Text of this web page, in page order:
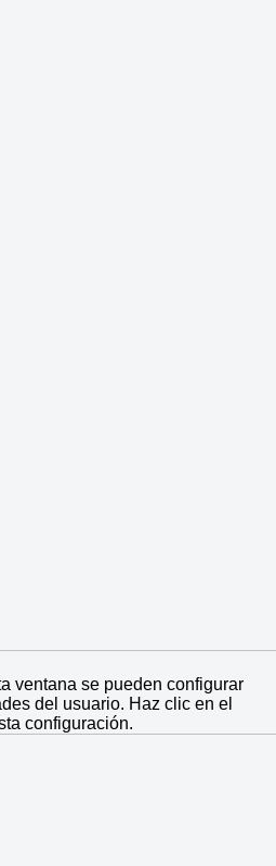
ventana se pueden configurar
del usuario. Haz clic en el
configuración.